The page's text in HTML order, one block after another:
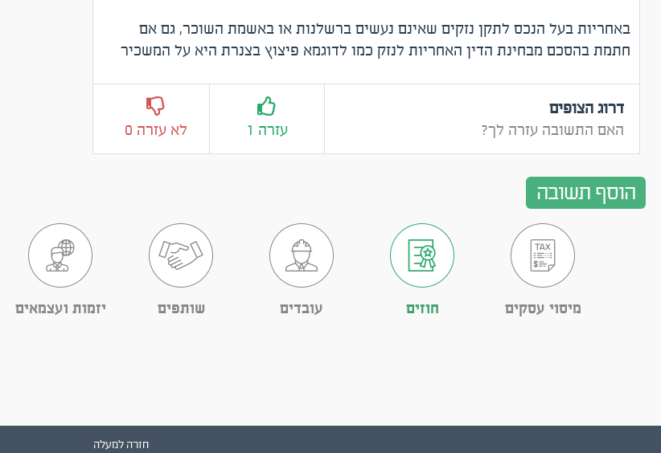
באחריות בעל הנכס לתקן נזקים שאינם נעשים ברשלנות או באשמת השוכר, גם אם
חתמת בהסכם מבחינת הדין האחריות לנזק כמו לדוגמא פיצוץ בצנרת היא על המשכיר
דרוג הצופים
האם התשובה עזרה לך?
עזרה 1 לא עזרה 0
הוסף תשובה
מיסוי עסקים חוזים עובדים שותפים יזמות ועצמאים
חזרה למעלה